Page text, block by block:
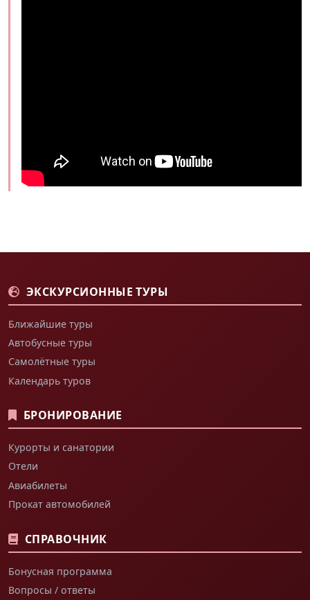
ЭКСКУРСИОННЫЕ ТУРЫ
Ближайшие туры
Автобусные туры
Самолётные туры
Календарь туров
БРОНИРОВАНИЕ
Курорты и санатории
Отели
Авиабилеты
Прокат автомобилей
СПРАВОЧНИК
Бонусная программа
Вопросы / ответы